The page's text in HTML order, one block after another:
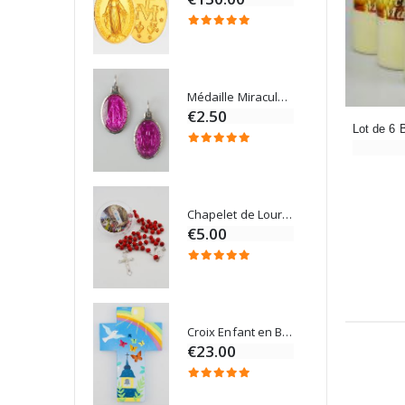
Médaille Miraculeuse Rose - 19mm
€2.50
Chapelet de Lourdes en Bois
€5.00
Croix Enfant en Bois Eglise Papillons et Arc-en-ciel 15 cm
€23.00